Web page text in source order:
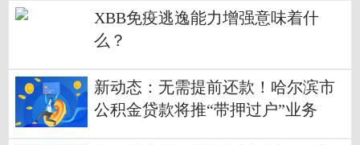
XBB免疫逃逸能力增强意味着什
么？
新动态：无需提前还款！哈尔滨市
公积金贷款将推“带押过户”业务